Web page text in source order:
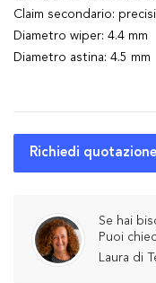
Claim secondario:
Diametro wiper: 4.4 mm
Diametro astina: 4.5 mm
Richiedi quotazione
Se hai
Puoi
Laura di